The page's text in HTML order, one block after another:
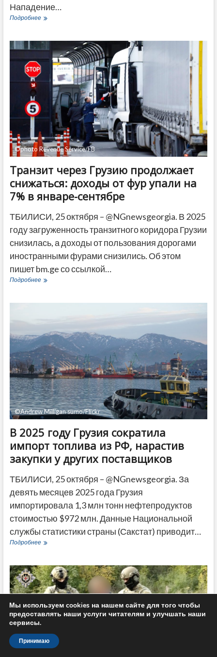
Нападение…
ПодробнееЖестоко
Тбилиси
студент-
медик
скончался
после
месяца
реанимации
©photo Revenue Service/FB
Транзит через Грузию продолжает
снижаться: доходы от фур упали на
7% в январе-сентябре
ТБИЛИСИ, 25 октября – @NGnewsgeorgia. В 2025
году загруженность транзитного коридора Грузии
снизилась, а доходы от пользования дорогами
иностранными фурами снизились. Об этом
пишет bm.ge со ссылкой…
ПодробнееТранзит
от
упали
на
7%
в
январе-
сентябре
©Andrew Milligan sumo/Flickr
В 2025 году Грузия сократила
импорт топлива из РФ, нарастив
закупки у других поставщиков
ТБИЛИСИ, 25 октября – @NGnewsgeorgia. За
девять месяцев 2025 года Грузия
импортировала 1,3 млн тонн нефтепродуктов
стоимостью $972 млн. Данные Национальной
службы статистики страны (Сакстат) приводит…
ПодробнееВ
Грузия
сократила
импорт
топлива
из
РФ,
других
Мы используем cookies на нашем сайте для того чтобы
предоставлять наши услуги читателям и улучшать наши
сервисы.
Принимаю